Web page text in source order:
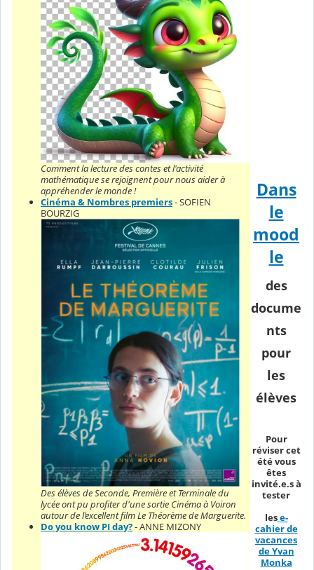
Comment la lecture des contes et l'activité
mathématique se rejoignent pour nous aider à
appréhender le monde !
Cinéma & Nombres premiers- SOFIEN
BOURZIG
Des élèves de Seconde, Première et Terminale du
lycée ont pu profiter d'une sortie Cinéma à Voiron
autour de l’excellent film Le Théorème de Marguerite.
Do you know PI day?- ANNE MIZONY
Dans
le
mood
le
des
docume
nts
pour
les
élèves
Pour
réviser cet
été vous
êtes
invité.e.s à
tester
lese-
cahier de
vacances
de Yvan
Monka